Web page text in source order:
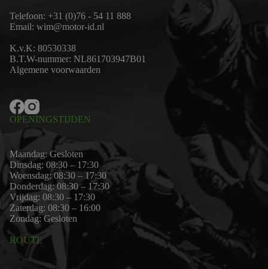
Telefoon: +31 (0)76 - 54 11 888
Email: wim@motor-id.nl
K.v.K: 80530338
B.T.W-nummer: NL861703947B01
Algemene voorwaarden
OPENINGSTIJDEN
Maandag: Gesloten
Dinsdag: 08:30 – 17:30
Woensdag: 08:30 – 17:30
Donderdag: 08:30 – 17:30
Vrijdag: 08:30 – 17:30
Zaterdag: 08:30 – 16:00
Zondag: Gesloten
ROUTE